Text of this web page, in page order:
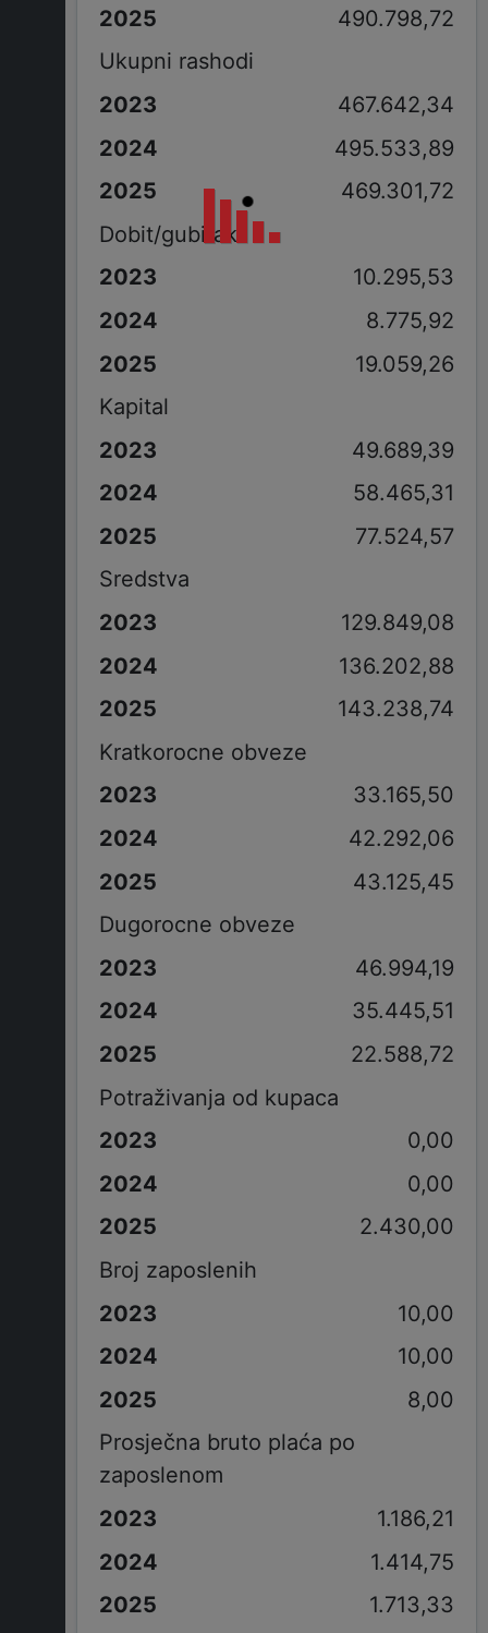
490.798,72
Ukupni rashodi
467.642,34
495.533,89
469.301,72
Dobit/gubitak
10.295,53
8.775,92
19.059,26
Kapital
49.689,39
58.465,31
77.524,57
Sredstva
129.849,08
136.202,88
143.238,74
Kratkorocne obveze
33.165,50
42.292,06
43.125,45
Dugorocne obveze
46.994,19
35.445,51
22.588,72
Potraživanja od kupaca
0,00
0,00
2.430,00
Broj zaposlenih
10,00
10,00
8,00
Prosječna bruto plaća po
zaposlenom
1.186,21
1.414,75
1.713,33